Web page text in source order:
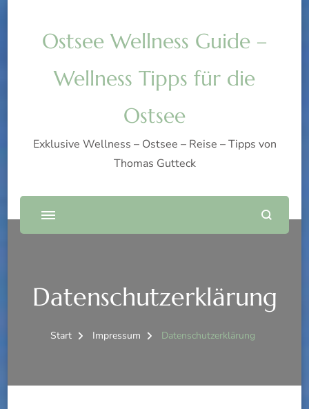
Ostsee Wellness Guide –
Wellness Tipps für die
Ostsee
Exklusive Wellness – Ostsee – Reise – Tipps von
Thomas Gutteck
Datenschutzerklärung
Start Impressum Datenschutzerklärung